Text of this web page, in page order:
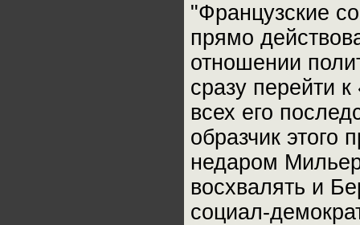
"Французские
прямо
отношении
сразу перейти
всех его
образчик этого
недаром
восхвалять и
социал-